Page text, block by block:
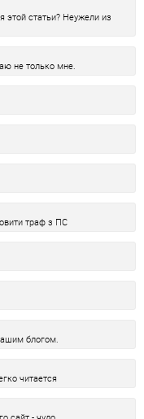
этой статьи? Неужели из
не только мне.
траф з ПС
блогом.
читается